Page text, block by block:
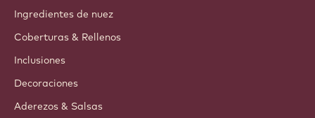
Ingredientes de nuez
Coberturas & Rellenos
Inclusiones
Decoraciones
Aderezos & Salsas